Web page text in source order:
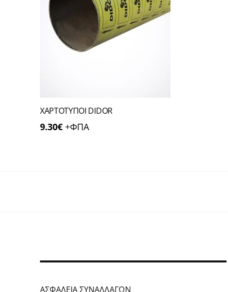
ΧΑΡΤΟΤΥΠΟΙ DIDOR
9.30€ +ΦΠΑ
ΑΣΦΑΛΕΙΑ ΣΥΝΑΛΛΑΓΩΝ